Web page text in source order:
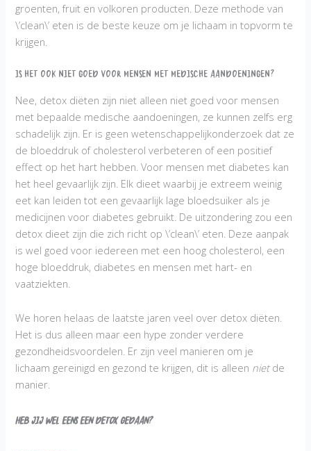
groenten, fruit en volkoren producten. Deze methode van
\’clean\’ eten is de beste keuze om je lichaam in topvorm te
krijgen.
Is het ook niet goed voor mensen met medische aandoeningen?
Nee, detox diëten zijn niet alleen niet goed voor mensen
met bepaalde medische aandoeningen, ze kunnen zelfs erg
schadelijk zijn. Er is geen wetenschappelijkonderzoek dat ze
de bloeddruk of cholesterol verbeteren of een positief
effect op het hart hebben. Voor mensen met diabetes kan
het heel gevaarlijk zijn. Elk dieet waarbij je extreem weinig
eet kan leiden tot een gevaarlijk lage bloedsuiker als je
medicijnen voor diabetes gebruikt. De uitzondering zou een
detox dieet zijn die zich richt op \’clean\’ eten. Deze aanpak
is wel goed voor iedereen met een hoog cholesterol, een
hoge bloeddruk, diabetes en mensen met hart- en
vaatziekten.
We horen helaas de laatste jaren veel over detox diëten.
Het is dus alleen maar een hype zonder verdere
gezondheidsvoordelen. Er zijn veel manieren om je
lichaam gereinigd en gezond te krijgen, dit is alleen nietde
manier.
Heb jij wel eens een detox gedaan?